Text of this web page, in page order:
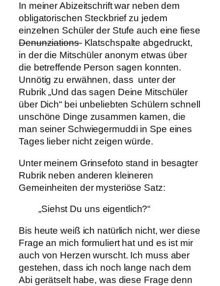
In meiner Abizeitschrift war neben dem
obligatorischen Steckbrief zu jedem
einzelnen Schüler der Stufe auch eine fiese
Denunziations-Klatschspalte abgedruckt,
in der die Mitschüler anonym etwas über
die betreffende Person sagen konnten.
Unnötig zu erwähnen, dass unter der
Rubrik „Und das sagen Deine Mitschüler
über Dich“ bei unbeliebten Schülern schnell
unschöne Dinge zusammen kamen, die
man seiner Schwiegermuddi in Spe eines
Tages lieber nicht zeigen würde.
Unter meinem Grinsefoto stand in besagter
Rubrik neben anderen kleineren
Gemeinheiten der mysteriöse Satz:
„Siehst Du uns eigentlich?“
Bis heute weiß ich natürlich nicht, wer diese
Frage an mich formuliert hat und es ist mir
auch von Herzen wurscht. Ich muss aber
gestehen, dass ich noch lange nach dem
Abi gerätselt habe, was diese Frage denn